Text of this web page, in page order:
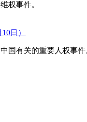
权事件。
日）
国有关的重要人权事件